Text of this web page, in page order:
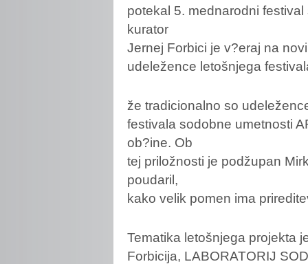
potekal 5. mednarodni
kurator
Jernej Forbici je v?eraj na
udeležence letošnjega
že tradicionalno so
festivala sodobne umetnosti
ob?ine. Ob
tej priložnosti je podžupan
poudaril,
kako velik pomen ima
Tematika letošnjega projekta
Forbicija, LABORATORIJ